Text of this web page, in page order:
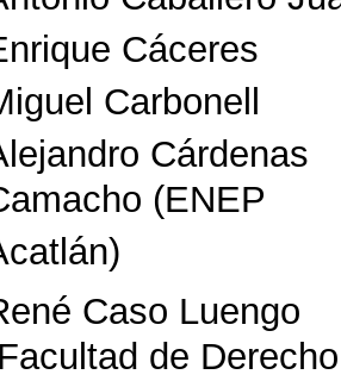
Cáceres
Carbonell
Cárdenas
(ENEP
Caso Luengo
de